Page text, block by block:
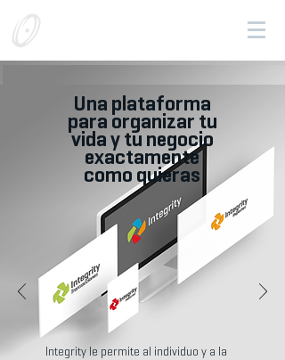
Una plataforma
para organizar tu
vida y tu negocio
exactamente
como quieras
Integrity le permite al individuo y a la